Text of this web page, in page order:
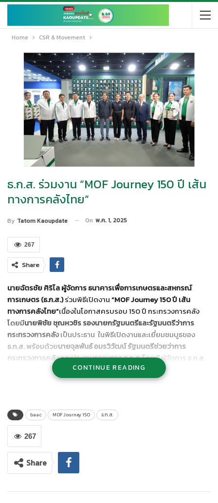
Home CSR & Movement
ธ.ก.ส. ร่วมงาน “MOF Journey 150 ปี เส้น
ทางการคลังไทย”
By Tatom Kaoupdate On พ.ค. 1, 2025
267
Share
นายฉัตรชัย ศิริไล ผู้จัดการ ธนาคารเพื่อการเกษตรและสหกรณ์
การเกษตร (ธ.ก.ส.)ร่วมพิธีเปิดงาน“MOF Journey 150 ปี เส้น
ทางการคลังไทย”เนื่องในโอกาสครบรอบ 150 ปี กระทรวงการคลัง
โดยมีนายพิชัย ชุณหวชิร รองนายกรัฐมนตรีและรัฐมนตรีว่าการ
กระทรวงการคลังเป็นประธาน ในพิธีเปิดงานและเยี่ยมชมบูธของ
ธ.ก.ส. พร้อมด้วยนายจุลพันธ์ อมรวิวัฒน์ รัฐมนตรีช่วยว่าการ
กระทรวงการคลัง และประธานกรรมการ ธ.ก.ส.โดยมี ผู้จัดการ ธ.ก.ส.
พร้อมด้วยนายเชษฐา แหล่ป้อง รองผู้จัดการธนาคาร ธ.ก.ส. นาย
เกรียงไกร กัลป์หะรัตน์ รองผู้จัดการธนาคาร ธ.ก.สและนายไพศาล
พร้อมโปรโมชันพิเศษมาให้บริการลูกค้าครบวงจร อาทิ
ทรัพย์ ธ.ก.ส. ชุดหยกจักรพรรดิ
เลี่ยมทอง
เงินฝากล้อมเพชรรับดอกเบี้ยสูงสุดร้อยละ 11.73 ต่อปี และพิเศษ
เฉพาะภายในงานนี้เท่านั้น !! เมื่อลูกค้าเปิดบัญชีและฝากเงินตาม
เงื่อนไขที่ธนาคารกำหนด รับเลยของที่ระลึก 3 ต่อ สุด Exclusive ทั้ง
CONTINUE READING
baac MOF Journey 150 ธ.ก.ส.
267
Share